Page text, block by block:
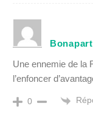
Une ennemie de la
l’enfoncer
0